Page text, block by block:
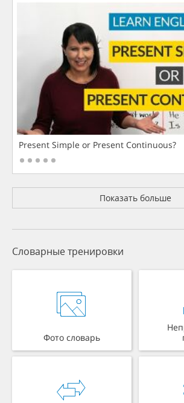
Present Simple or Present Continuous?
Показать больше
Словарные тренировки
Фото словарь